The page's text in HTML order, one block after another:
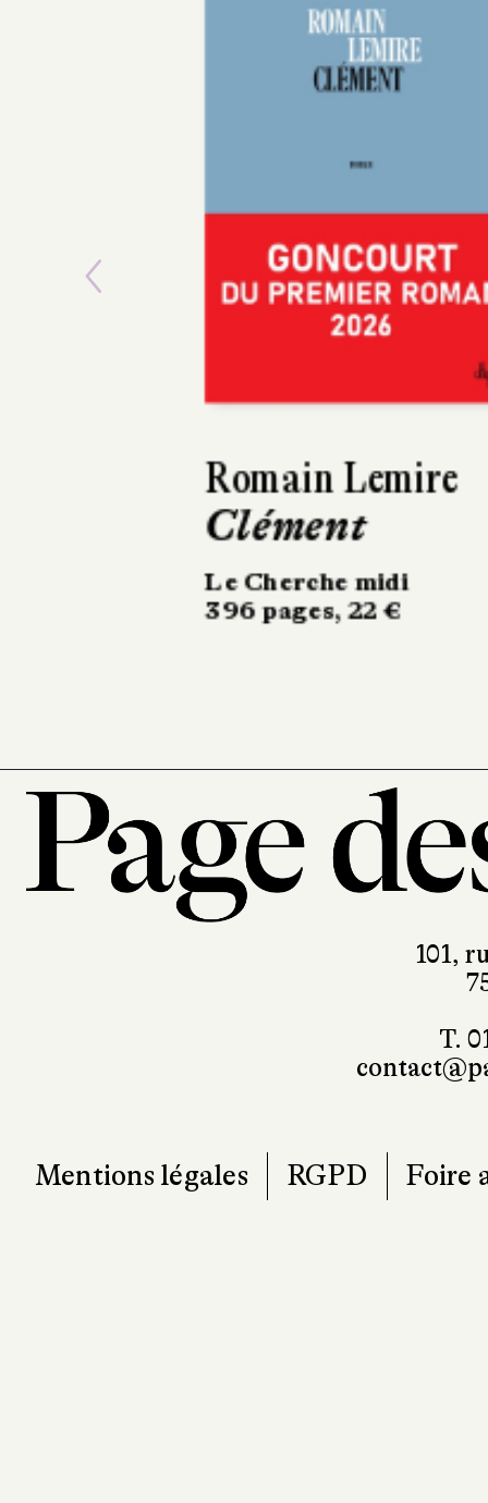
Juliette Adam
L’Art perdu du
secret
Phébus
Previous
101,
T.
Mentions légales RGPD Foire